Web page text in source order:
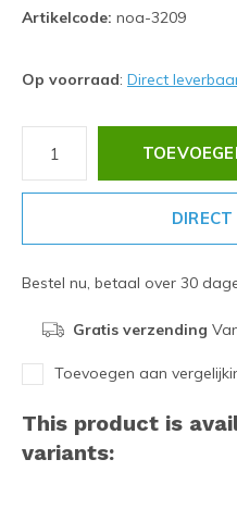
Artikelcode: noa-3209
Op voorraad: Direct
Bestel nu, betaal over 30
Gratis verzending
Toevoegen aan
This product is
variants: